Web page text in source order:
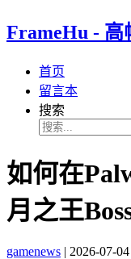
FrameHu - 高
首页
留言本
搜索
如何在
月之王
gamenews | 2026-07-04